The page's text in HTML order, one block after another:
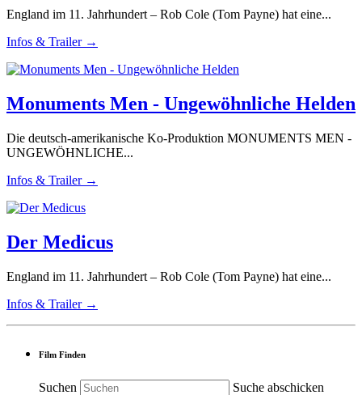
England im 11. Jahrhundert – Rob Cole (Tom Payne) hat eine...
Infos & Trailer →
Monuments Men - Ungewöhnliche Helden
Die deutsch-amerikanische Ko-Produktion MONUMENTS MEN -
UNGEWÖHNLICHE...
Infos & Trailer →
Der Medicus
England im 11. Jahrhundert – Rob Cole (Tom Payne) hat eine...
Infos & Trailer →
Film Finden
Suchen Suche abschicken